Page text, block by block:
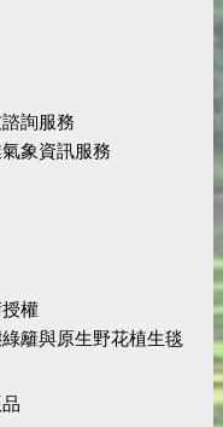
詢服務
象資訊服務
權
籬與原生野花植生毯